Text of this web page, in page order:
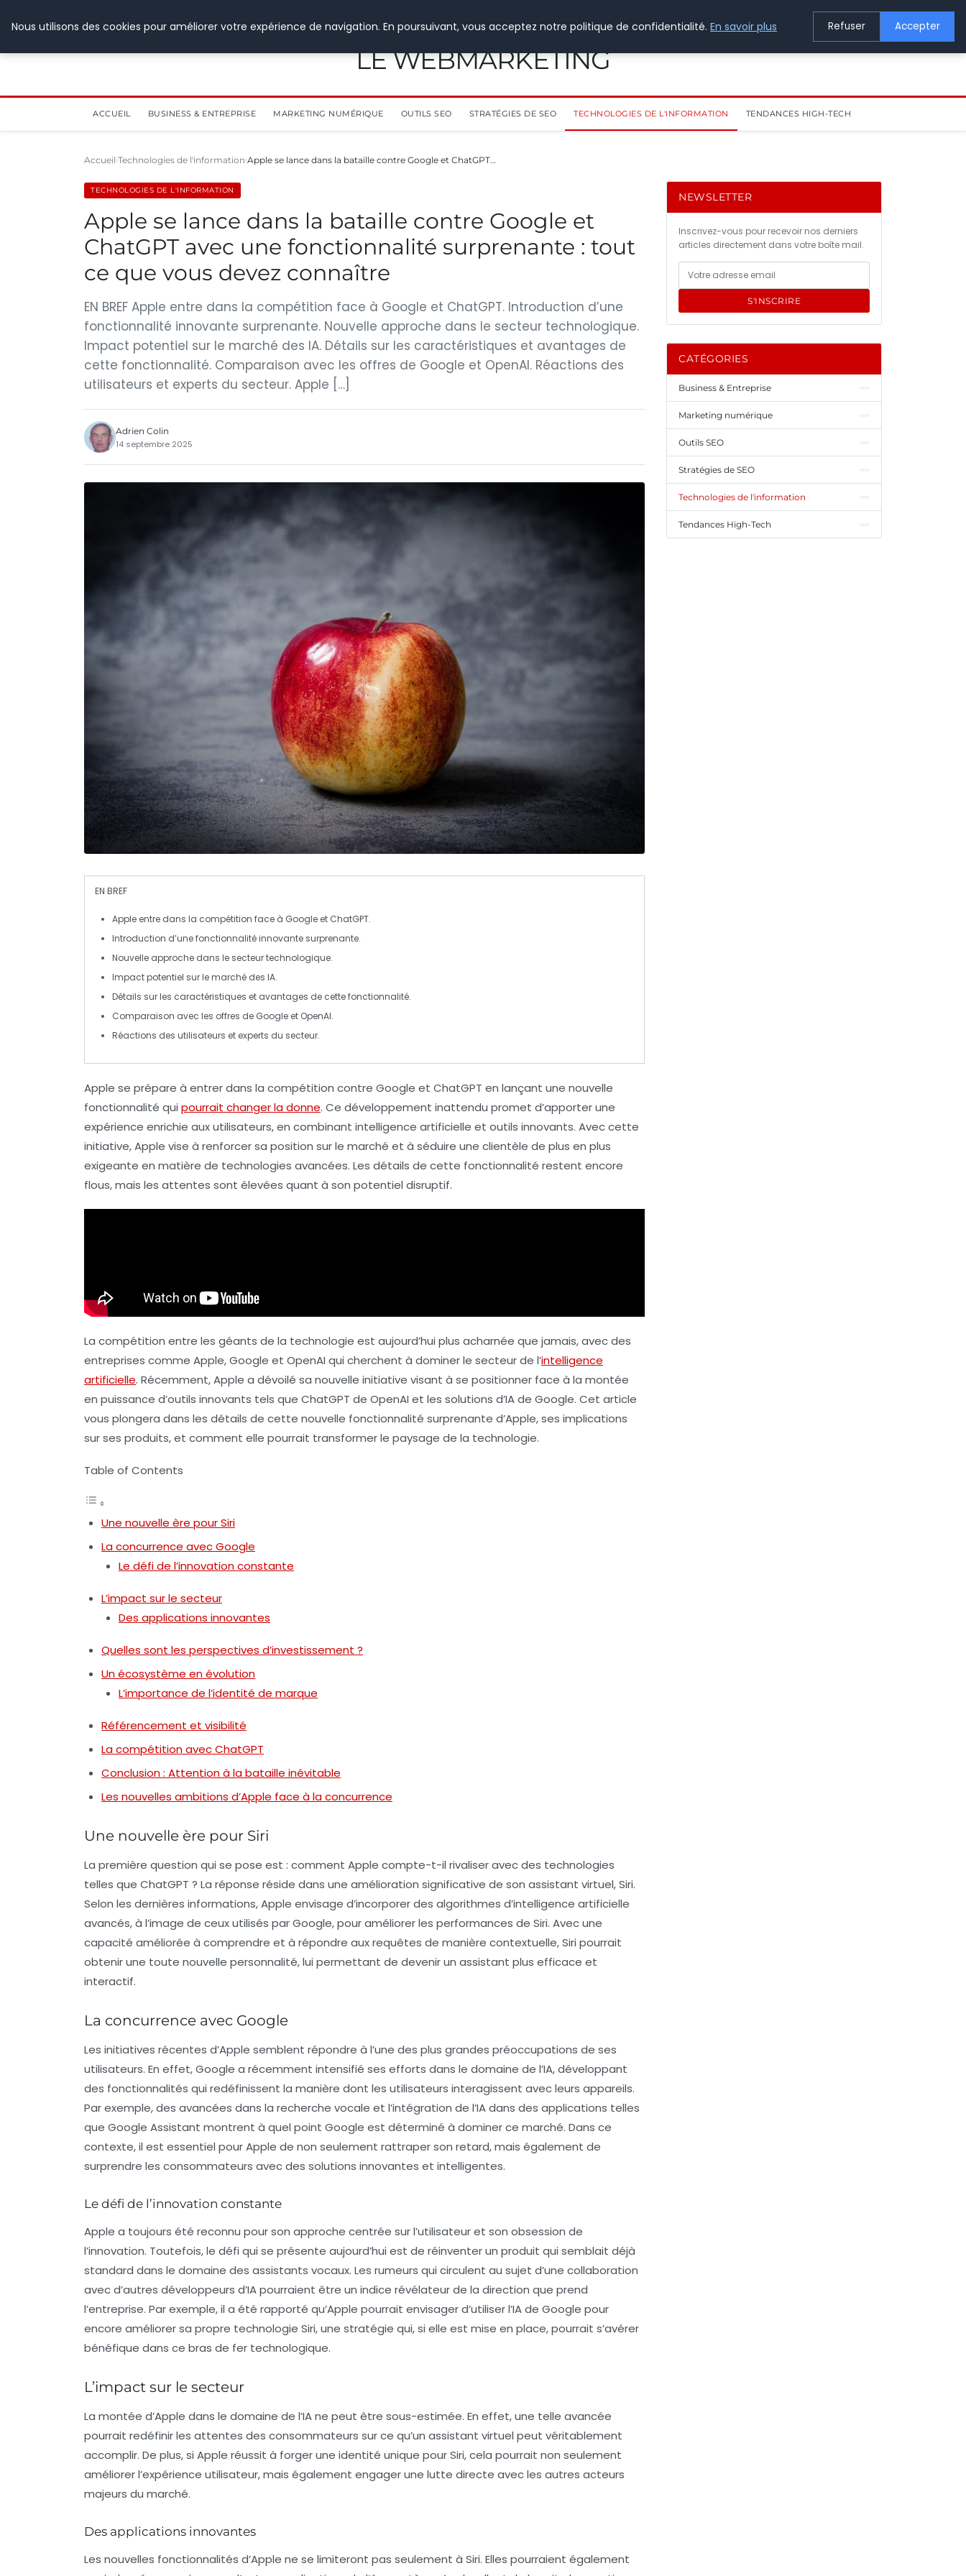
LE WEBMARKETING
ACCUEIL BUSINESS & ENTREPRISE MARKETING NUMÉRIQUE OUTILS SEO STRATÉGIES DE SEO TECHNOLOGIES DE L'INFORMATION TENDANCES HIGH-TECH
Accueil Technologies de l'information Apple se lance dans la bataille contre Google et ChatGPT…
TECHNOLOGIES DE L'INFORMATION
Apple se lance dans la bataille contre Google et
ChatGPT avec une fonctionnalité surprenante : tout
ce que vous devez connaître
EN BREF Apple entre dans la compétition face à Google et ChatGPT. Introduction d’une
fonctionnalité innovante surprenante. Nouvelle approche dans le secteur technologique.
Impact potentiel sur le marché des IA. Détails sur les caractéristiques et avantages de
cette fonctionnalité. Comparaison avec les offres de Google et OpenAI. Réactions des
utilisateurs et experts du secteur. Apple […]
Adrien Colin
14 septembre 2025
EN BREF
Apple entre dans la compétition face à Google et ChatGPT.
Introduction d’une fonctionnalitéinnovante surprenante.
Nouvelle approche dans le secteur technologique.
Impact potentiel sur lemarché des IA.
Détails sur les caractéristiques et avantages de cette fonctionnalité.
Comparaison avec les offres de Google et OpenAI.
Réactions des utilisateurs et experts du secteur.
Apple se prépare à entrer dans la compétition contre Google et ChatGPT en lançant une nouvelle
fonctionnalité qui pourrait changer la donne. Ce développement inattendu promet d’apporter une
expérience enrichie aux utilisateurs, en combinant intelligence artificielle et outils innovants. Avec cette
initiative,Apple vise à renforcer sa position sur le marché et à séduire une clientèle de plus en plus
exigeante en matière de technologies avancées. Les détails de cette fonctionnalité restent encore
flous, mais les attentes sont élevées quant à son potentiel disruptif.
La compétition entre les géants de la technologie est aujourd’hui plus acharnée que jamais, avec des
entreprises comme Apple, Google et OpenAI qui cherchent à dominer le secteur de l’intelligence
artificielle. Récemment, Apple a dévoilé sa nouvelle initiative visant à se positionner face à la montée
en puissance d’outils innovants tels que ChatGPT de OpenAI et les solutions d’IAde Google. Cet article
vous plongera dans les détails de cette nouvelle fonctionnalité surprenante d’Apple, ses implications
sur ses produits, et comment elle pourrait transformer le paysage de la technologie.
Table of Contents
Une nouvelle ère pour Siri
La concurrence avec Google
Le défi de l’innovation constante
L’impact sur le secteur
Des applications innovantes
Quelles sont les perspectives d’investissement ?
Un écosystème en évolution
L’importance de l’identité de marque
Référencement et visibilité
La compétition avec ChatGPT
Conclusion : Attention à la bataille inévitable
Les nouvelles ambitions d’Apple face à la concurrence
Une nouvelle ère pour Siri
La première question qui se pose est : comment Apple compte-t-il rivaliser avec des technologies
telles que ChatGPT ? La réponse réside dans une amélioration significative de son assistant virtuel,Siri.
Selon les dernières informations, Apple envisage d’incorporer des algorithmes d’intelligence artificielle
avancés, à l’image de ceux utilisés par Google, pour améliorer les performances de Siri. Avec une
capacité améliorée à comprendre et à répondre aux requêtes de manière contextuelle, Siri pourrait
obtenir une toute nouvelle personnalité, lui permettant de devenir un assistant plus efficace et
interactif.
La concurrence avec Google
Les initiatives récentes d’Apple semblent répondre à l’une des plus grandes préoccupations de ses
utilisateurs. En effet, Google a récemment intensifié ses efforts dans le domaine de l’IA, développant
des fonctionnalités qui redéfinissent la manière dont les utilisateurs interagissent avec leurs appareils.
Par exemple, des avancées dans la recherche vocale et l’intégration de l’IAdans des applications telles
que Google Assistant montrent à quel point Google est déterminé à dominer ce marché. Dans ce
contexte, il est essentiel pour Apple de non seulement rattraper son retard, mais également de
surprendre les consommateurs avec des solutions innovantes et intelligentes.
Le défi de l’innovation constante
Apple a toujours été reconnu pour son approche centrée sur l’utilisateur et son obsession de
l’innovation. Toutefois, le défi qui se présente aujourd’hui est de réinventer un produit qui semblait déjà
standard dans le domaine des assistants vocaux. Les rumeurs qui circulent au sujet d’une collaboration
avec d’autres développeurs d’IApourraient être un indice révélateur de la direction que prend
l’entreprise. Par exemple, il a été rapporté qu’Apple pourrait envisager d’utiliser l’IAde Google pour
encore améliorer sa propre technologie Siri, une stratégie qui, si elle est mise en place, pourrait s’avérer
bénéfique dans ce bras de fer technologique.
L’impact sur le secteur
La montée d’Apple dans le domaine de l’IAne peut être sous-estimée. En effet, une telle avancée
pourrait redéfinir les attentes des consommateurs sur ce qu’un assistant virtuel peut véritablement
accomplir. De plus, si Apple réussit à forger une identité unique pour Siri, cela pourrait non seulement
améliorer l’expérience utilisateur, mais également engager une lutte directe avec les autres acteurs
majeurs du marché.
Des applications innovantes
Les nouvelles fonctionnalités d’Apple ne se limiteront pas seulement à Siri. Elles pourraient également
NEWSLETTER
Inscrivez-vous pour recevoir nos derniers
articles directement dans votre boîte mail.
S'INSCRIRE
CATÉGORIES
Business & Entreprise
Marketing numérique
Outils SEO
Stratégies de SEO
Technologies de l'information
Tendances High-Tech
Nous utilisons des cookies pour améliorer votre expérience de navigation. En poursuivant, vous acceptez notre politique de confidentialité. En savoir plus Refuser Accepter